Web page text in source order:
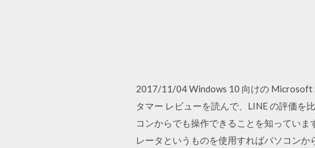
2017/11/04 Windows 10 向けの Microsoft
タマー レビューを読んで、LINE の評価
コンからでも操作できることを知ってい
レータというものを使用すればパソコンか